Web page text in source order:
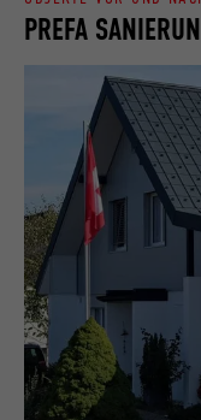
PREFA
Anbieter
Laufzeit 2
Zweck
Name